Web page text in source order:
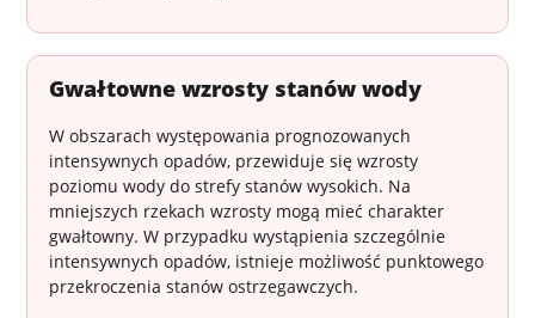
Gwałtowne wzrosty stanów wody
W obszarach występowania prognozowanych
intensywnych opadów, przewiduje się wzrosty
poziomu wody do strefy stanów wysokich. Na
mniejszych rzekach wzrosty mogą mieć charakter
gwałtowny. W przypadku wystąpienia szczególnie
intensywnych opadów, istnieje możliwość punktowego
przekroczenia stanów ostrzegawczych.